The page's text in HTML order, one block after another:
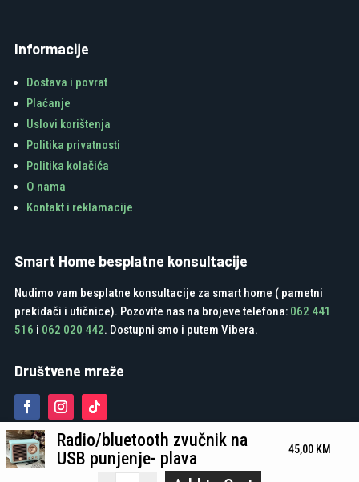
Informacije
Dostava i povrat
Plaćanje
Uslovi korištenja
Politika privatnosti
Politika kolačića
O nama
Kontakt i reklamacije
Smart Home besplatne konsultacije
Nudimo vam besplatne konsultacije za smart home ( pametni
prekidači i utičnice). Pozovite nas na brojeve telefona: 062 441
516 i 062 020 442. Dostupni smo i putem Vibera.
Društvene mreže
Radio/bluetooth zvučnik na
USB punjenje- plava
45,00 KM